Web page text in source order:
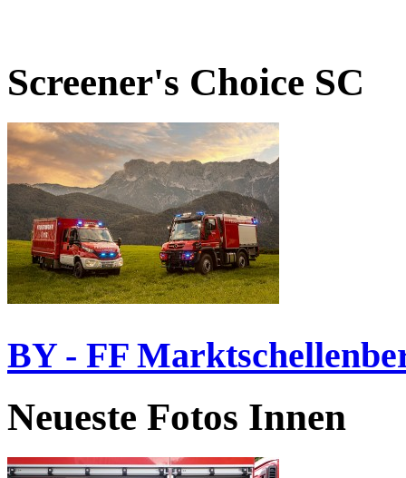
Screener's Choice SC
BY - FF
Neueste Fotos Innen